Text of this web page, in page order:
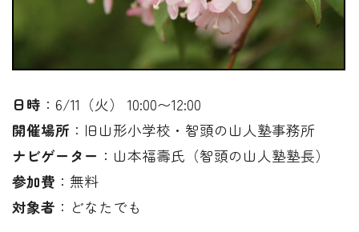
日時 ：6/11（火） 10:00〜12:00
開催場所 ：旧山形小学校・智頭の山人塾事務所
ナビゲーター ：山本福壽氏（智頭の山人塾塾長）
参加費 ：無料
対象者 ：どなたでも